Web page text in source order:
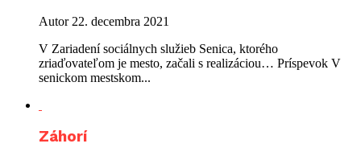
Autor 22. decembra 2021
V Zariadení sociálnych služieb Senica, ktorého
zriaďovateľom je mesto, začali s realizáciou… Príspevok V
senickom mestskom...
Záhorí